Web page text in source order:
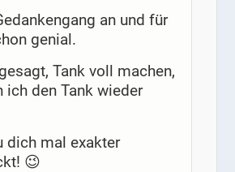
an und für
genial.
Tank voll machen,
ich den Tank wieder
dich mal exakter
😉